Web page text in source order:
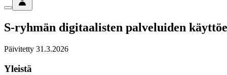
S-ryhmän digitaalisten palveluiden
Päivitetty 31.3.2026
Yleistä